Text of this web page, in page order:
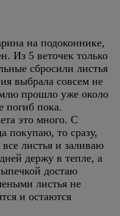
на подоконнике,
Из 5 веточек только
сбросили листья
выбрала совсем не
прошло уже около
погиб пока.
это много. С
покупаю, то сразу,
листья и заливаю
держу в тепле, а
достаю
листья не
и остаются